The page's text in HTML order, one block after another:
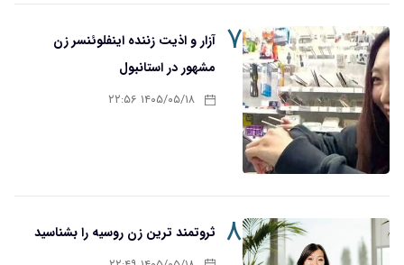
۷ آزار و اذیت زننده اینفلوئنسر زن
مشهور در استانبول
۱۴۰۵/۰۵/۱۸ ۲۲:۵۶
۸ ثروتمند ترین زن روسیه را بشناسید